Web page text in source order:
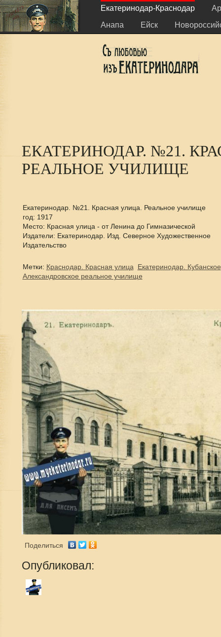
Екатеринодар-Краснодар
Анапа
Ейск
ЕКАТЕРИНОДАР. №21.
РЕАЛЬНОЕ УЧИЛИЩЕ
Екатеринодар. №21. Красная улица. Реальное училище
год: 1917
Место: Красная улица - от Ленина до Гимназической
Издатели: Екатеринодар. Изд. Северное Художественное
Издательство
Метки: Краснодар. Красная улица
Екатеринодар. Кубанское
Александровское реальное училище
Поделиться
Опубликовал: